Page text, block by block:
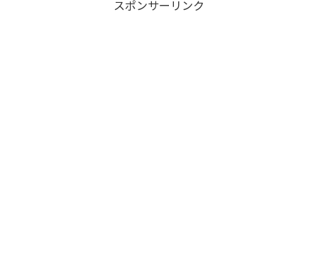
くびれができない原因は、単なる
スポンサーリンク